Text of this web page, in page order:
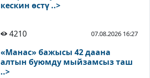
кескин өстү ..>
4210 07.08.2026 16:27
«Манас» бажысы 42 даана
алтын буюмду мыйзамсыз таш
..>